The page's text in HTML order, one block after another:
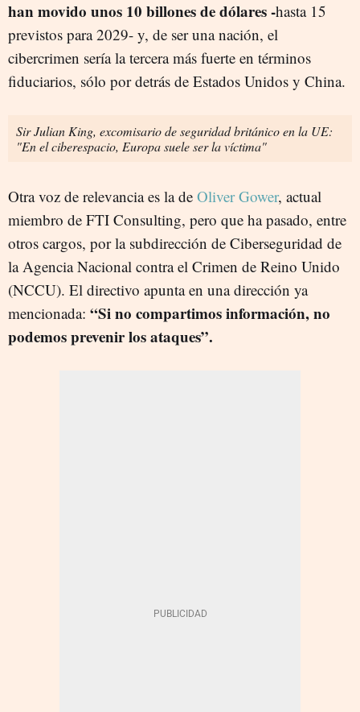
han movido unos 10 billones de dólares -hasta 15
previstos para 2029- y, de ser una nación, el
cibercrimen sería la tercera más fuerte en términos
fiduciarios, sólo por detrás de Estados Unidos y China.
Sir Julian King, excomisario de seguridad británico en la UE:
"En el ciberespacio, Europa suele ser la víctima"
Otra voz de relevancia es la de Oliver Gower, actual
miembro de FTI Consulting, pero que ha pasado, entre
otros cargos, por la subdirección de Ciberseguridad de
la Agencia Nacional contra el Crimen de Reino Unido
(NCCU). El directivo apunta en una dirección ya
mencionada: “Si no compartimos información, no
podemos prevenir los ataques”.